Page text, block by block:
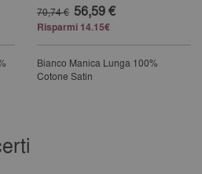
70,74 € 56,59 €
Risparmi 14.15€
Bianco Manica Lunga 100%
Cotone Satin